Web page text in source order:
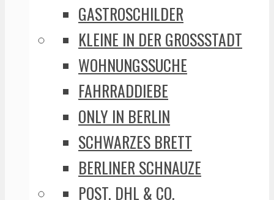
GASTROSCHILDER
KLEINE IN DER GROSSSTADT
WOHNUNGSSUCHE
FAHRRADDIEBE
ONLY IN BERLIN
SCHWARZES BRETT
BERLINER SCHNAUZE
POST, DHL & CO.